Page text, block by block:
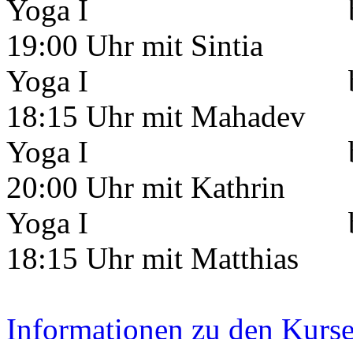
Yoga I
19:00 Uhr mit Sintia
Yoga I
18:15 Uhr mit Mahadev
Yoga I
20:00 Uhr mit Kathrin
Yoga I
18:15 Uhr mit Matthias
Informationen zu den